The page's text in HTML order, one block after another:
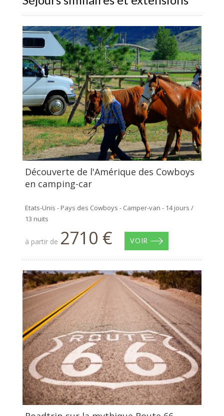
Découverte de l'Amérique des Cowboys
en camping-car
Etats-Unis - Pays des Cowboys - Camper-van - 14 jours /
13 nuits
à partir de 2710 € VOIR